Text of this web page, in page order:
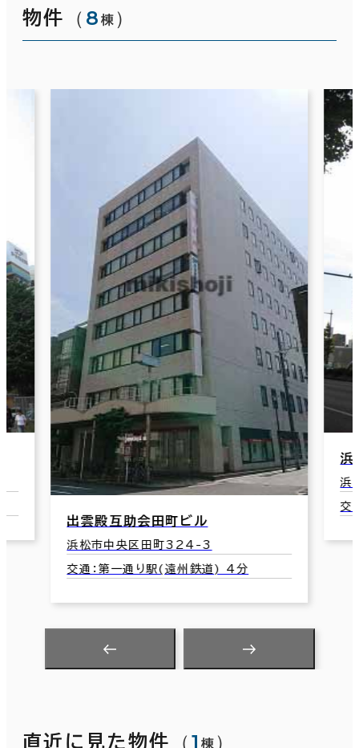
物件
（ 8 棟 ）
浜松大同生命ビル
浜松市中央区元城町216-18
浜
交
直近に見た物件 （1 棟 ）